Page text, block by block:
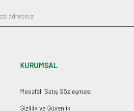
KURUMSAL
Mesafeli Satış Sözleşmesi
Gizlilik ve Güvenlik